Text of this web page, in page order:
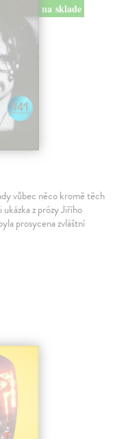
na sklade
vůbec něco kromě těch
z prózy Jiřího
prosycena zvláštní